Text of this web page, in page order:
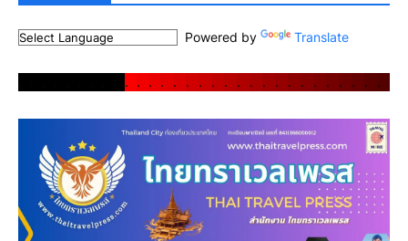
Powered by Translate
. . . . . . . . . . . . . . . . . . . . .